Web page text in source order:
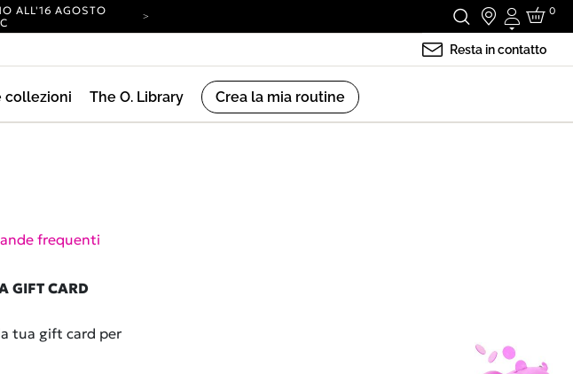
ALL'16 AGOSTO
LE NOVITÀ.
ALL'16 AGOSTO
Accedi
0
Resta in contatto
collezioni The O. Library Crea la mia routine
frequenti
GIFT CARD
tua gift card per